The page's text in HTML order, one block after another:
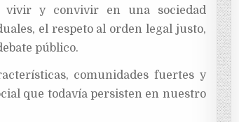
vivir y convivir en una sociedad
el respeto al orden legal justo,
público.
comunidades fuertes y
que todavía persisten en nuestro